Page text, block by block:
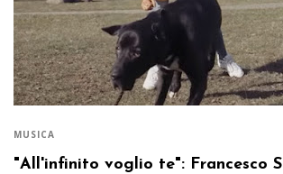
MUSICA
"All'infinito voglio te": Francesco